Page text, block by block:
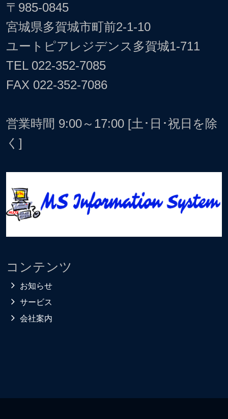
〒985-0845
宮城県多賀城市町前2-1-10
ユートピアレジデンス多賀城1-711
TEL 022-352-7085
FAX 022-352-7086
営業時間 9:00～17:00 [土･日･祝日を除
く]
コンテンツ
お知らせ
サービス
会社案内